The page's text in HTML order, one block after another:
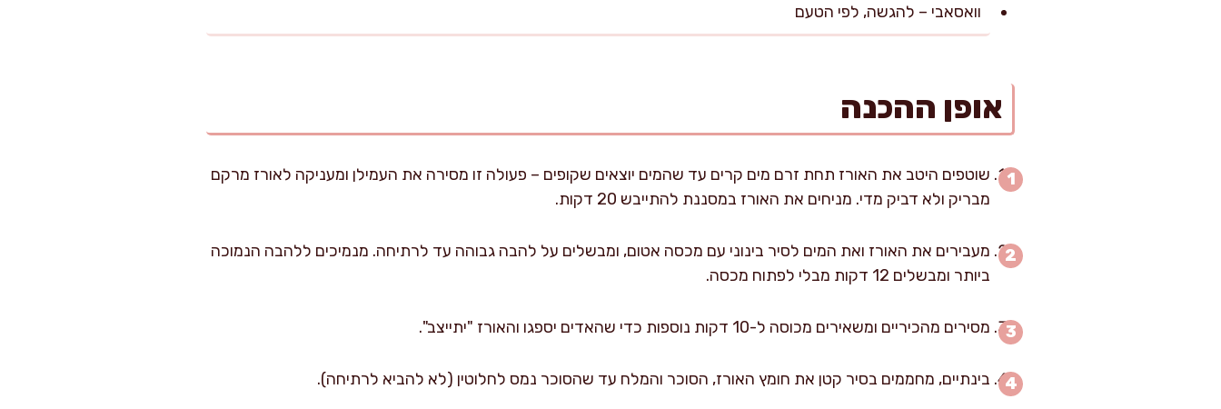
וואסאבי – להגשה, לפי הטעם
אופן ההכנה
שוטפים היטב את האורז תחת זרם מים קרים עד שהמים יוצאים שקופים – פעולה זו מסירה את העמילן ומעניקה לאורז מרקם
מבריק ולא דביק מדי. מניחים את האורז במסננת להתייבש 20 דקות.
מעבירים את האורז ואת המים לסיר בינוני עם מכסה אטום, ומבשלים על להבה גבוהה עד לרתיחה. מנמיכים ללהבה הנמוכה
ביותר ומבשלים 12 דקות מבלי לפתוח מכסה.
מסירים מהכיריים ומשאירים מכוסה ל-10 דקות נוספות כדי שהאדים יספגו והאורז "יתייצב".
בינתיים, מחממים בסיר קטן את חומץ האורז, הסוכר והמלח עד שהסוכר נמס לחלוטין (לא להביא לרתיחה).